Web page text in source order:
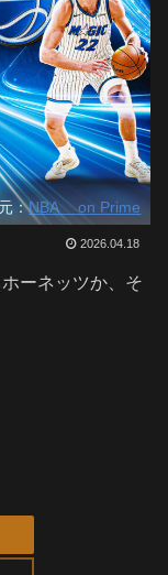
：NBA on Prime
2026.04.18
ーネッツか、そ